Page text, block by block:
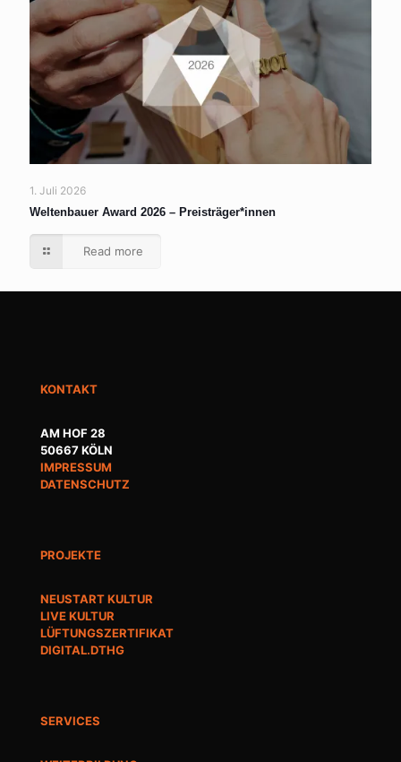
1. Juli 2026
Weltenbauer Award 2026 – Preisträger*innen
Read more
KONTAKT
AM HOF 28
50667 KÖLN
IMPRESSUM
DATENSCHUTZ
PROJEKTE
NEUSTART KULTUR
LIVE KULTUR
LÜFTUNGSZERTIFIKAT
DIGITAL.DTHG
SERVICES